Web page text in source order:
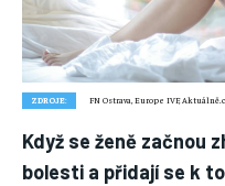
Náš web nabízí komplexní
styl, zahrnující nejnovější
přínosné zdravotní
vyváženou stravu.
ZDRAVÍ
ZDROJE: FN Ostrava, Europe IVF,
Když se ženě začnou
bolesti a přidají se k